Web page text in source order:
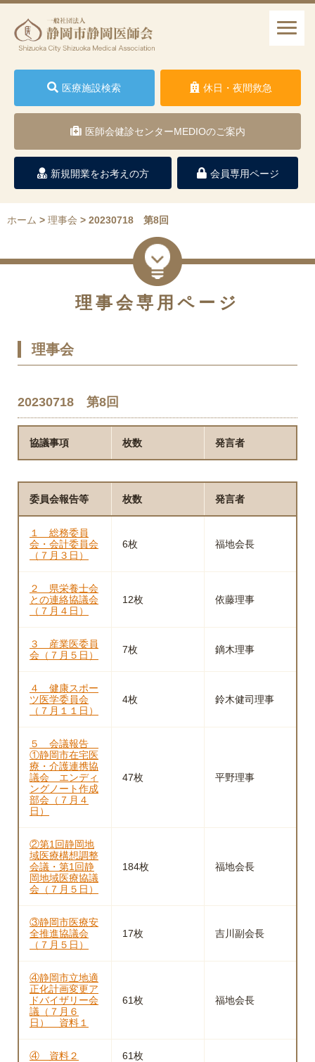
新規開業をお考えの方 会員専用ページ
医療施設検索 休日・夜間救急
医師会健診センターMEDIOのご案内
ホーム > 理事会 > 20230718 第8回
理事会専用ページ
理事会
20230718 第8回
協議事項 枚数 発言者
委員会報告等 枚数 発言者
１ 総務委員
会・会計委員会
（７月３日）
6枚 福地会長
２ 県栄養士会
との連絡協議会
（７月４日）
12枚 依藤理事
３ 産業医委員
会（７月５日）
7枚 鏑木理事
４ 健康スポー
ツ医学委員会
（７月１１日）
4枚 鈴木健司理事
５ 会議報告
①静岡市在宅医
療・介護連携協
議会 エンディ
ングノート作成
部会（７月４
日）
47枚 平野理事
②第1回静岡地
域医療構想調整
会議・第1回静
岡地域医療協議
会（７月５日）
184枚 福地会長
③静岡市医療安
全推進協議会
（７月５日）
17枚 吉川副会長
④静岡市立地適
正化計画変更ア
ドバイザリー会
議（７月６
日） 資料１
61枚 福地会長
④ 資料２ 61枚